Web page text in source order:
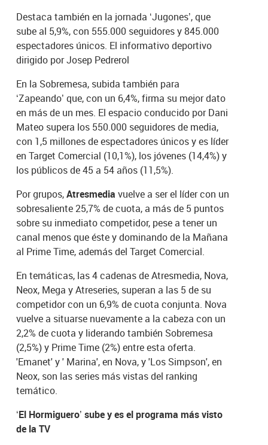
Destaca también en la jornada ‘Jugones’, que
sube al 5,9%, con 555.000 seguidores y 845.000
espectadores únicos. El informativo deportivo
dirigido por Josep Pedrerol
En la Sobremesa, subida también para
‘Zapeando’ que, con un 6,4%, firma su mejor dato
en más de un mes. El espacio conducido por Dani
Mateo supera los 550.000 seguidores de media,
con 1,5 millones de espectadores únicos y es líder
en Target Comercial (10,1%), los jóvenes (14,4%) y
los públicos de 45 a 54 años (11,5%).
Por grupos,Atresmedia vuelve a ser el líder con un
sobresaliente 25,7% de cuota, a más de 5 puntos
sobre su inmediato competidor, pese a tener un
canal menos que éste y dominando de la Mañana
al Prime Time, además del Target Comercial.
En temáticas, las 4 cadenas de Atresmedia, Nova,
Neox, Mega y Atreseries, superan a las 5 de su
competidor con un 6,9% de cuota conjunta. Nova
vuelve a situarse nuevamente a la cabeza con un
2,2% de cuota y liderando también Sobremesa
(2,5%) y Prime Time (2%) entre esta oferta.
'Emanet' y ' Marina', en Nova, y 'Los Simpson', en
Neox, son las series más vistas del ranking
temático.
‘El Hormiguero’ sube y es el programa más visto
de la TV